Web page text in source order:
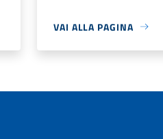
VAI ALLA PAGINA